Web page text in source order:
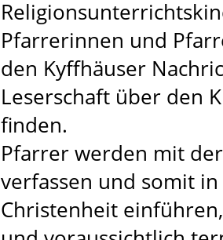
Pfarrerinnen und
den Kyffhäuser
Leserschaft über den
finden.
Pfarrer werden mit
verfassen und somit
Christenheit